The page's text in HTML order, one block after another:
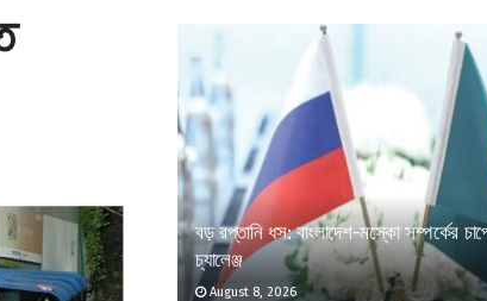
বড় রপ্তানি ধস: বাংলাদেশ-মস্কো সম্পর্কের
চ্যালেঞ্জ
August 8, 2026